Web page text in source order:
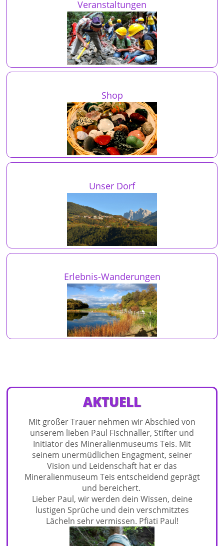
Veranstaltungen
Shop
Unser Dorf
Erlebnis-Wanderungen
AKTUELL
Mit großer Trauer nehmen wir Abschied von
unserem lieben Paul Fischnaller, Stifter und
Initiator des Mineralienmuseums Teis. Mit
seinem unermüdlichen Engagment, seiner
Vision und Leidenschaft hat er das
Mineralienmuseum Teis entscheidend geprägt
und bereichert.
Lieber Paul, wir werden dein Wissen, deine
lustigen Sprüche und dein verschmitztes
Lächeln sehr vermissen. Pfiati Paul!